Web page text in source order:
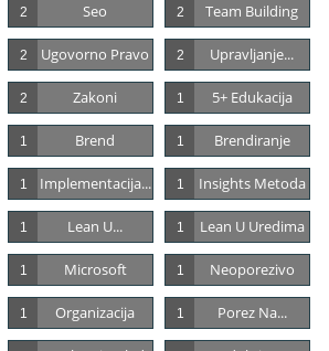
Seo
2 Team Building
2
Ugovorno Pravo
2 Upravljanje...
2
Zakoni
2 5+ Edukacija
1
Brend
1 Brendiranje
1
Implementacija...
1 Insights Metoda
1
Lean U...
1 Lean U Uredima
1
Microsoft
1 Neoporezivo
1
Organizacija
1 Porez Na...
1